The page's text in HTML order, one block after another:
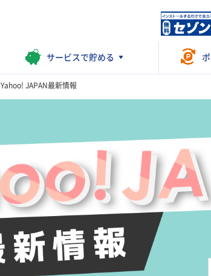
サービスで貯める
Yahoo! JAPAN最新情報